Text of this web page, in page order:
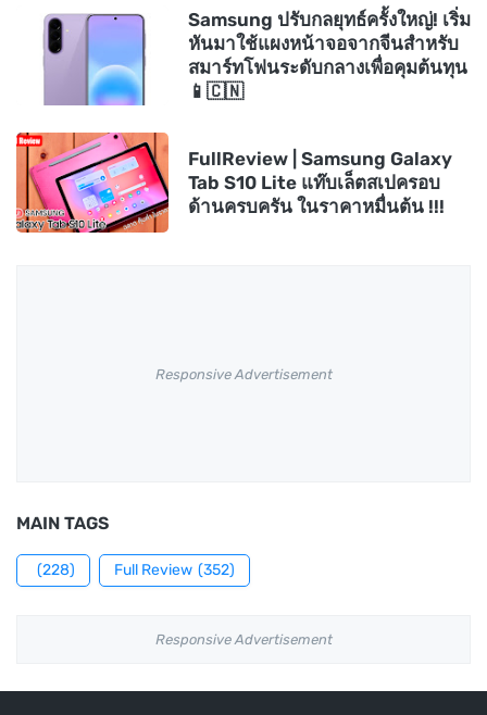
Samsung ปรับกลยุทธ์ครั้งใหญ่! เริ่ม
หันมาใช้แผงหน้าจอจากจีนสำหรับ
สมาร์ทโฟนระดับกลางเพื่อคุมต้นทุน
📱🇨🇳
FullReview | Samsung Galaxy
Tab S10 Lite แท๊บเล็ตสเปครอบ
ด้านครบครัน ในราคาหมื่นต้น !!!
Responsive Advertisement
MAIN TAGS
(228) Full Review (352)
Responsive Advertisement